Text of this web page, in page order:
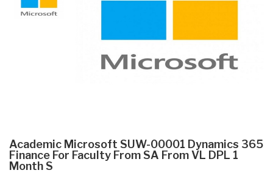
Academic Microsoft SUW-00001 Dynamics 365
Finance For Faculty From SA From VL DPL 1
Month S